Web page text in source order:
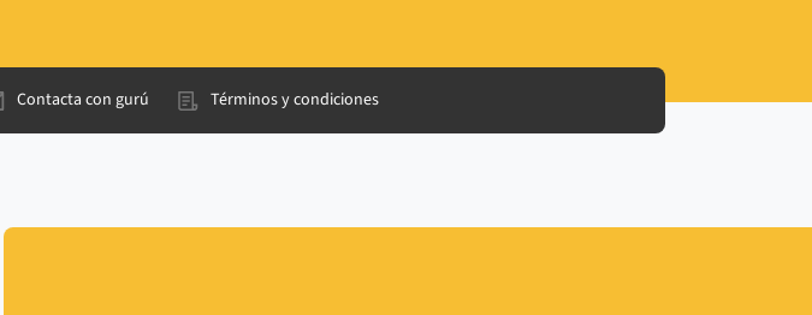
Contacta con gurú Términos y condiciones